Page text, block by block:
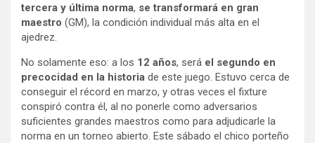
tercera y última norma, se transformará en gran
maestro (GM), la condición individual más alta en el
ajedrez.
No solamente eso: a los 12 años, será el segundo en
precocidad en la historia de este juego. Estuvo cerca de
conseguir el récord en marzo, y otras veces el fixture
conspiró contra él, al no ponerle como adversarios
suficientes grandes maestros como para adjudicarle la
norma en un torneo abierto. Este sábado el chico porteño